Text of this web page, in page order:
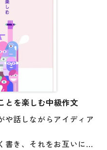
を楽しむ中級作文
や話しながらアイディア
書き、それをお互いに読